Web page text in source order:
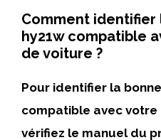
Comment identifier
hy21w compatible
de voiture ?
Pour identifier la
compatible avec
vérifiez le manuel du